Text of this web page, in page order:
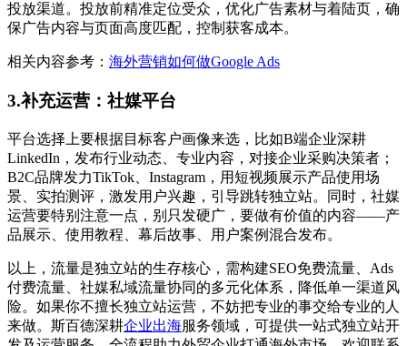
投放渠道。投放前精准定位受众，优化广告素材与着陆页，确
保广告内容与页面高度匹配，控制获客成本。
相关内容参考： 海外营销如何做Google Ads
3.补充运营：社媒平台
平台选择上要根据目标客户画像来选，比如B端企业深耕
LinkedIn，发布行业动态、专业内容，对接企业采购决策者；
B2C品牌发力TikTok、Instagram，用短视频展示产品使用场
景、实拍测评，激发用户兴趣，引导跳转独立站。同时，社媒
运营要特别注意一点，别只发硬广，要做有价值的内容——产
品展示、使用教程、幕后故事、用户案例混合发布。
以上，流量是独立站的生存核心，需构建SEO免费流量、Ads
付费流量、社媒私域流量协同的多元化体系，降低单一渠道风
险。如果你不擅长独立站运营，不妨把专业的事交给专业的人
来做。斯百德深耕企业出海服务领域，可提供一站式独立站开